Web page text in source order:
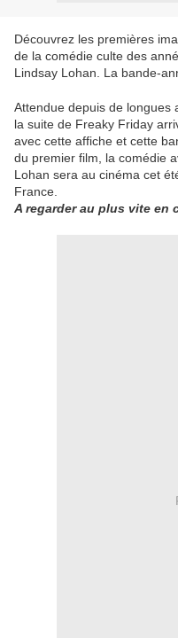
Découvrez les premières
de la comédie culte des
Lindsay Lohan. La bande-
Attendue depuis de longues
la suite de Freaky Friday
avec cette affiche et cette
du premier film, la comédie
Lohan sera au cinéma cet
France.
A regarder au plus vite en